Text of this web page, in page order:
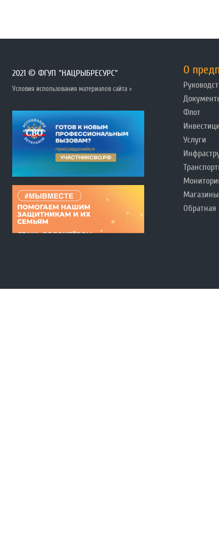
2021 © ФГУП "НАЦРЫБРЕСУРС"
Условия использования материалов сайта >
О
Флот
Услуги
Магазины
Обратная